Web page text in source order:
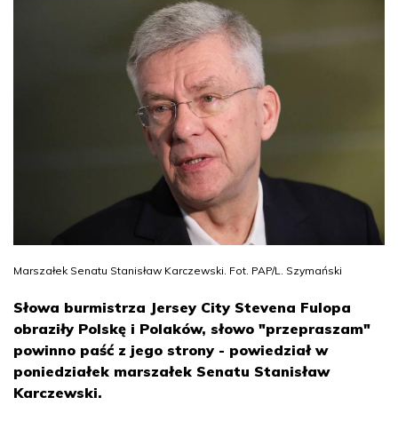
Marszałek Senatu Stanisław Karczewski. Fot. PAP/L. Szymański
Słowa burmistrza Jersey City Stevena Fulopa
obraziły Polskę i Polaków, słowo "przepraszam"
powinno paść z jego strony - powiedział w
poniedziałek marszałek Senatu Stanisław
Karczewski.